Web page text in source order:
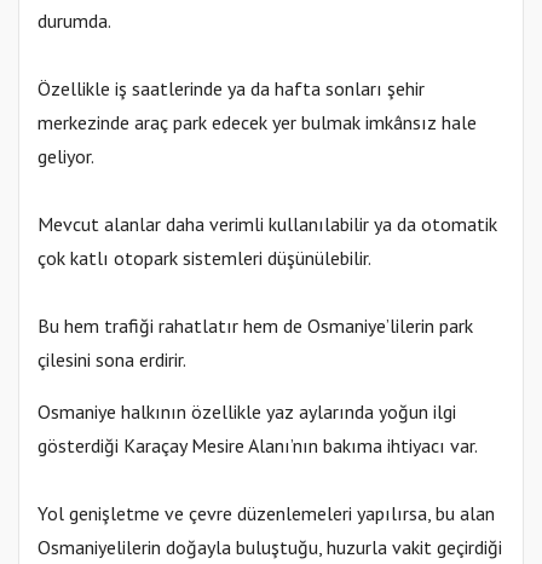
durumda.
Özellikle iş saatlerinde ya da hafta sonları şehir
merkezinde araç park edecek yer bulmak imkânsız hale
geliyor.
Mevcut alanlar daha verimli kullanılabilir ya da otomatik
çok katlı otopark sistemleri düşünülebilir.
Bu hem trafiği rahatlatır hem de Osmaniye’lilerin park
çilesini sona erdirir.
Osmaniye halkının özellikle yaz aylarında yoğun ilgi
gösterdiği Karaçay Mesire Alanı’nın bakıma ihtiyacı var.
Yol genişletme ve çevre düzenlemeleri yapılırsa, bu alan
Osmaniyelilerin doğayla buluştuğu, huzurla vakit geçirdiği